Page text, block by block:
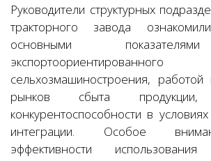
Руководители структурных
тракторного завода
основными
сельхозмашиностроения,
рынков сбыта продукции,
конкурентоспособности в
интеграции. Особое
эффективности использования